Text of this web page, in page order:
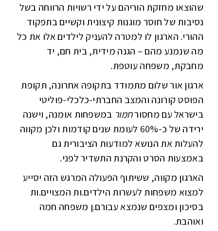
שהוצאו מחזקת הוריהם על ידי רשויות הרווחה בשל
נסיבות של חוסר מוגנות קיצונית וקשיים בתפקוד
ההורי. הארגון לו למטרה להעניק לילדים אלו את כל
מה שנמנע מהם – הגנה מידית, בית חם, יד
מחבקת, משפחה עוטפת.
ארגון אור שלום מתמודד בתקופה אחרונה, תקופת
הפוסט קורונה והמצב החברתי-כלכלי-פוליטי
בישראל עם מחסורחמור במשפחות אומנה, וישנה
ירידה של כ-60% לעומת שנים קודמות ולכן מקווה
להעלות את הנושא למודעות הציבורית גם
באמצעות הסרט והקרנת התשדיר לפני.
הארגון מקווה, ששיתוף הפעולה המרגש הזה יסייע
למצוא משפחות לעשרות הילדים.ות המצויים.ות
בסיכון ומצפים שנמצא עבורם.ן משפחה חמה
ואוהבת.